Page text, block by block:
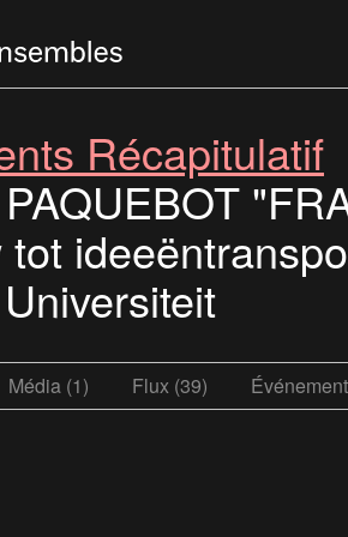
Récapitulatif
tot
Média (1) Flux (39)